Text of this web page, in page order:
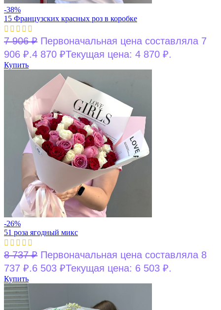
-38%
15 Французских красных роз в коробке
7 906₽ Первоначальная цена составляла 7
906 ₽.4 870 ₽Текущая цена: 4 870 ₽.
Купить
-26%
51 роза ягодный микс
8 737₽ Первоначальная цена составляла 8
737 ₽.6 503 ₽Текущая цена: 6 503 ₽.
Купить